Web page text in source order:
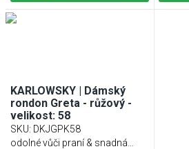
KARLOWSKY | Dámský
rondon Greta - růžový -
velikost: 58
SKU: DKJGPK58
odolné vůči praní & snadná